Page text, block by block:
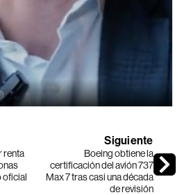
renta
oficial
Siguiente
Boeing obtiene la
certificación del avión 737
Max 7 tras casi una década
de revisión